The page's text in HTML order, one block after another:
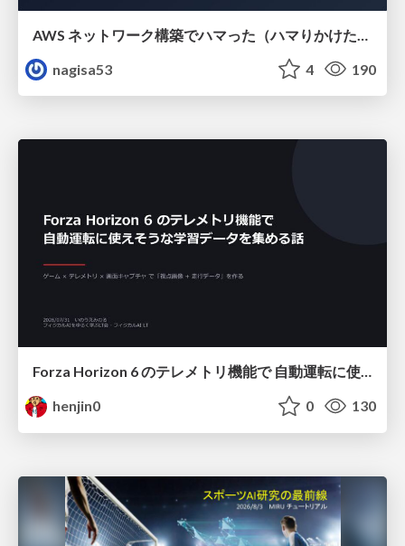
nagisa53
4 190
Forza Horizon 6 のテレメトリ機能で 自動運転に使えそうな学習データを集める話
henjin0
0 130